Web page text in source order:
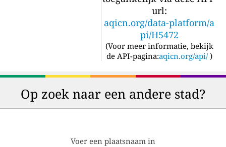
url:
aqicn.org/data-platform/a
pi/H5472
(Voor meer informatie, bekijk
de API-pagina:aqicn.org/api/ )
Op zoek naar een andere stad?
Voer een plaatsnaam in